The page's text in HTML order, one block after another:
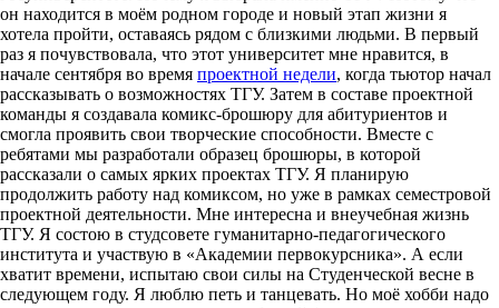
он находится в моём родном городе и новый этап жизни я
хотела пройти, оставаясь рядом с близкими людьми. В первый
раз я почувствовала, что этот университет мне нравится, в
начале сентября во время проектной недели, когда тьютор начал
рассказывать о возможностях ТГУ. Затем в составе проектной
команды я создавала комикс-брошюру для абитуриентов и
смогла проявить свои творческие способности. Вместе с
ребятами мы разработали образец брошюры, в которой
рассказали о самых ярких проектах ТГУ. Я планирую
продолжить работу над комиксом, но уже в рамках семестровой
проектной деятельности. Мне интересна и внеучебная жизнь
ТГУ. Я состою в студсовете гуманитарно-педагогического
института и участвую в «Академии первокурсника». А если
хватит времени, испытаю свои силы на Студенческой весне в
следующем году. Я люблю петь и танцевать. Но моё хобби надо